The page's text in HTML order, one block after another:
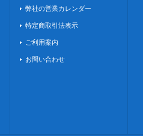
弊社の営業カレンダー
特定商取引法表示
ご利用案内
お問い合わせ